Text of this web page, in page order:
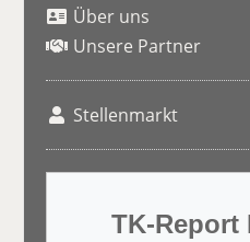
Über uns
Unsere Partner
Stellenmarkt
TK-Report